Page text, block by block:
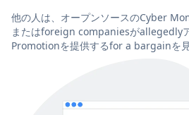
他の人は、オープンソースのCyber
またはforeign companiesがallegedly
Promotionを提供するfor a bargainを見